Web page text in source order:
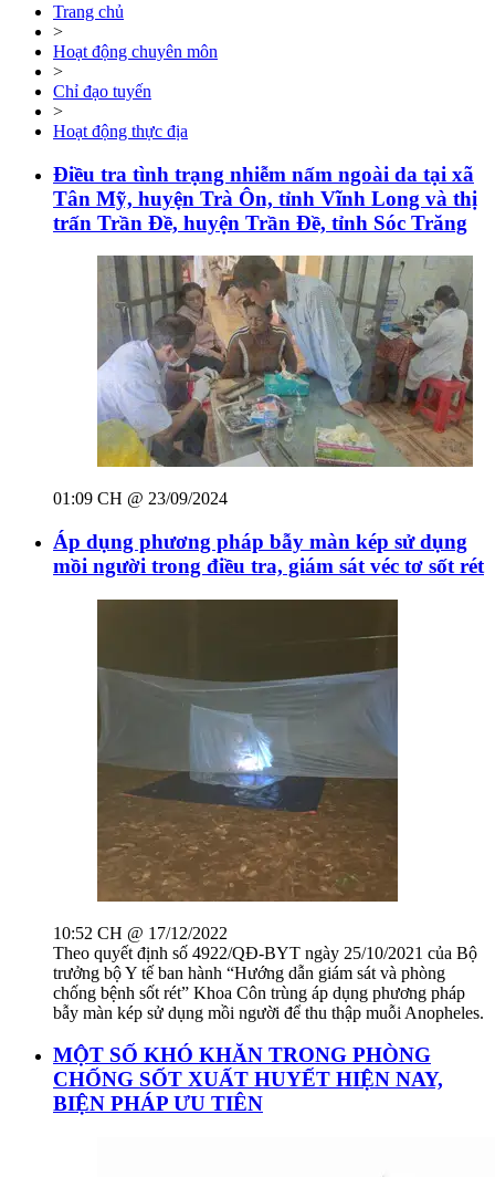
Trang chủ
>
Hoạt động chuyên môn
>
Chỉ đạo tuyến
>
Hoạt động thực địa
Điều tra tình trạng nhiễm nấm ngoài da tại xã
Tân Mỹ, huyện Trà Ôn, tỉnh Vĩnh Long và thị
trấn Trần Đề, huyện Trần Đề, tỉnh Sóc Trăng
01:09 CH @ 23/09/2024
Áp dụng phương pháp bẫy màn kép sử dụng
mồi người trong điều tra, giám sát véc tơ sốt rét
10:52 CH @ 17/12/2022
Theo quyết định số 4922/QĐ-BYT ngày 25/10/2021 của Bộ
trưởng bộ Y tế ban hành “Hướng dẫn giám sát và phòng
chống bệnh sốt rét” Khoa Côn trùng áp dụng phương pháp
bẫy màn kép sử dụng mồi người để thu thập muỗi Anopheles.
MỘT SỐ KHÓ KHĂN TRONG PHÒNG
CHỐNG SỐT XUẤT HUYẾT HIỆN NAY,
BIỆN PHÁP ƯU TIÊN